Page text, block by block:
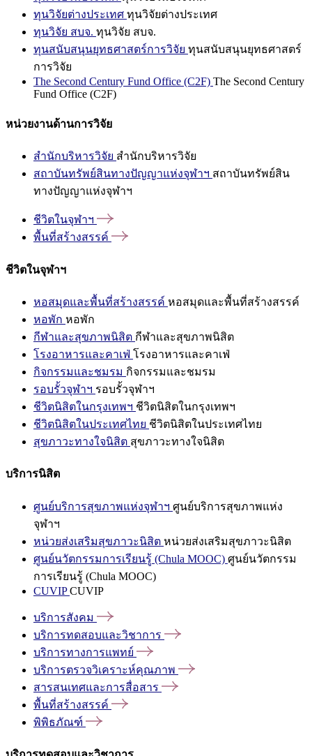
ทุนวิจัยต่างประเทศ ทุนวิจัยต่างประเทศ
ทุนวิจัย สบจ. ทุนวิจัย สบจ.
ทุนสนับสนุนยุทธศาสตร์การวิจัย ทุนสนับสนุนยุทธศาสตร์
การวิจัย
The Second Century Fund Office (C2F) The Second Century
Fund Office (C2F)
หน่วยงานด้านการวิจัย
สำนักบริหารวิจัย สำนักบริหารวิจัย
สถาบันทรัพย์สินทางปัญญาแห่งจุฬาฯ สถาบันทรัพย์สิน
ทางปัญญาแห่งจุฬาฯ
ชีวิตในจุฬาฯ
พื้นที่สร้างสรรค์
ชีวิตในจุฬาฯ
หอสมุดและพื้นที่สร้างสรรค์ หอสมุดและพื้นที่สร้างสรรค์
หอพัก หอพัก
กีฬาและสุขภาพนิสิต กีฬาและสุขภาพนิสิต
โรงอาหารและคาเฟ่ โรงอาหารและคาเฟ่
กิจกรรมและชมรม กิจกรรมและชมรม
รอบรั้วจุฬาฯ รอบรั้วจุฬาฯ
ชีวิตนิสิตในกรุงเทพฯ ชีวิตนิสิตในกรุงเทพฯ
ชีวิตนิสิตในประเทศไทย ชีวิตนิสิตในประเทศไทย
สุขภาวะทางใจนิสิต สุขภาวะทางใจนิสิต
บริการนิสิต
ศูนย์บริการสุขภาพแห่งจุฬาฯ ศูนย์บริการสุขภาพแห่ง
จุฬาฯ
หน่วยส่งเสริมสุขภาวะนิสิต หน่วยส่งเสริมสุขภาวะนิสิต
ศูนย์นวัตกรรมการเรียนรู้ (Chula MOOC) ศูนย์นวัตกรรม
การเรียนรู้ (Chula MOOC)
CUVIPCUVIP
บริการสังคม
บริการทดสอบและวิชาการ
บริการทางการแพทย์
บริการตรวจวิเคราะห์คุณภาพ
สารสนเทศและการสื่อสาร
พื้นที่สร้างสรรค์
พิพิธภัณฑ์